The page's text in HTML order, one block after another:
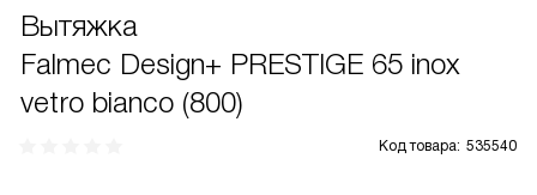
Вытяжка
Falmec Design+ PRESTIGE 65 inox
vetro bianco (800)
Код товара: 535540